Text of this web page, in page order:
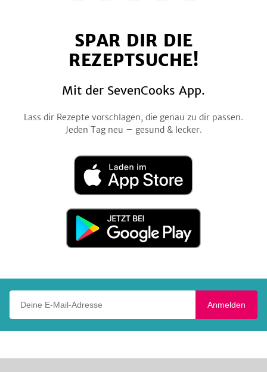
FacebookTwitterPinterestInstagramYouTube
SPAR DIR DIE
REZEPTSUCHE!
Mit der SevenCooks App.
Lass dir Rezepte vorschlagen, die genau zu dir passen.
Jeden Tag neu – gesund & lecker.
Laden
im
App
Jetzt
Google
Anmelden